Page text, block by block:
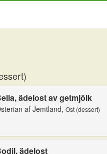
ädelost av getmjölk
af Jemtland, Ost (dessert)
ädelost